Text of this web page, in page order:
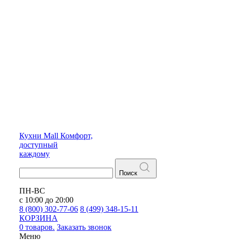
Кухни Mall Комфорт,
доступный
каждому
Поиск
ПН-ВС
с 10:00 до 20:00
8 (800) 302-77-06 8 (499) 348-15-11
КОРЗИНА
0 товаров. Заказать звонок
Меню